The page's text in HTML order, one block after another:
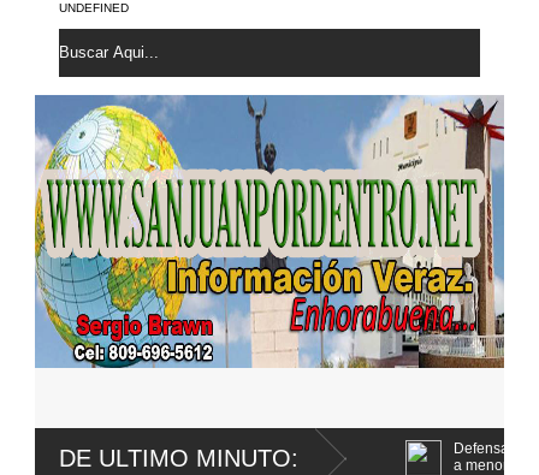
UNDEFINED
DE ULTIMO MINUTO:
fue extirpada una lesión maligna en
Defensa de Wander Franco
a menor